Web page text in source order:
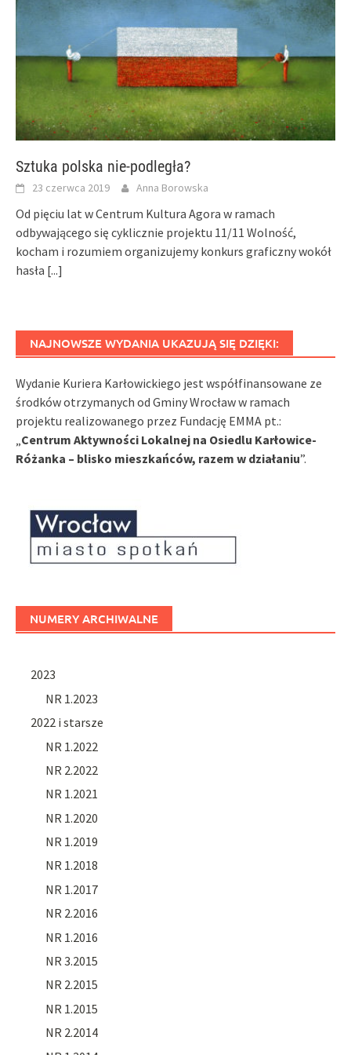
Sztuka polska nie-podległa?
23 czerwca 2019 Anna Borowska
Od pięciu lat w Centrum Kultura Agora w ramach
odbywającego się cyklicznie projektu 11/11 Wolność,
kocham i rozumiem organizujemy konkurs graficzny wokół
hasła [...]
NAJNOWSZE WYDANIA UKAZUJĄ SIĘ DZIĘKI:
Wydanie Kuriera Karłowickiego jest współfinansowane ze
środków otrzymanych od Gminy Wrocław w ramach
projektu realizowanego przez Fundację EMMA pt.:
„Centrum Aktywności Lokalnej na Osiedlu Karłowice-
Różanka – blisko mieszkańców, razem w działaniu”.
NUMERY ARCHIWALNE
2023
NR 1.2023
2022 i starsze
NR 1.2022
NR 2.2022
NR 1.2021
NR 1.2020
NR 1.2019
NR 1.2018
NR 1.2017
NR 2.2016
NR 1.2016
NR 3.2015
NR 2.2015
NR 1.2015
NR 2.2014